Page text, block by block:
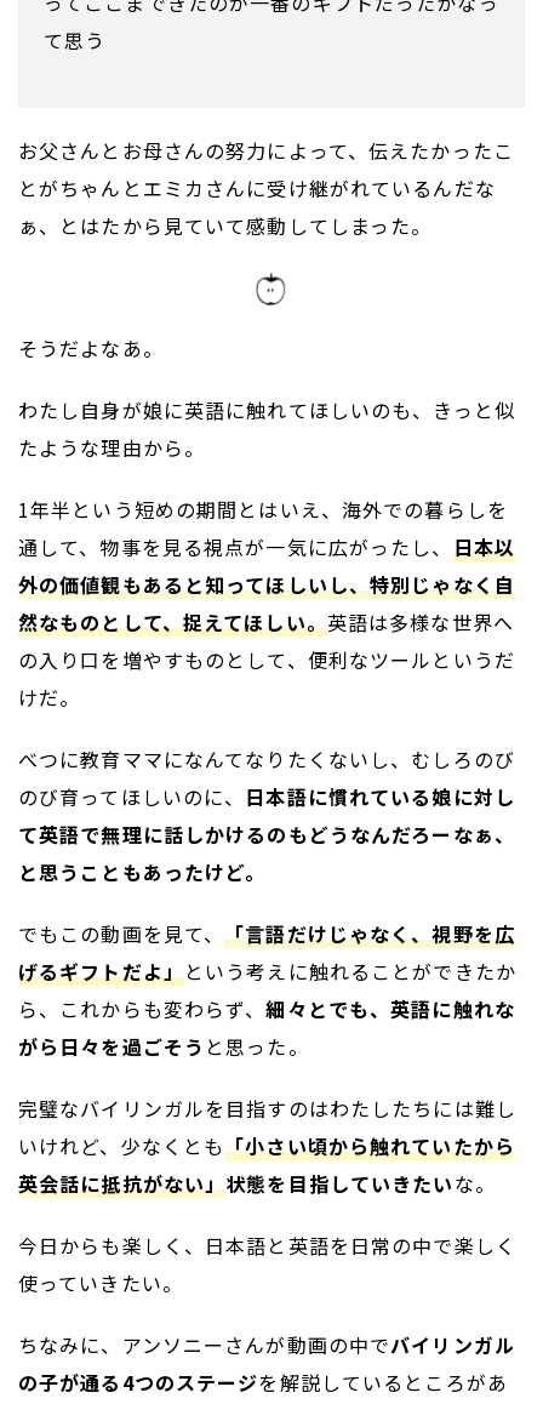
て思う
お父さんとお母さんの努力によって、伝えたかったこ
とがちゃんとエミカさんに受け継がれているんだな
ぁ、とはたから見ていて感動してしまった。
そうだよなあ。
わたし自身が娘に英語に触れてほしいのも、きっと似
たような理由から。
1年半という短めの期間とはいえ、海外での暮らしを
通して、物事を見る視点が一気に広がったし、 日本以
外の価値観もあると知ってほしいし、特別じゃなく自
然なものとして、捉えてほしい。英語は多様な世界へ
の入り口を増やすものとして、便利なツールというだ
けだ。
べつに教育ママになんてなりたくないし、むしろのび
のび育ってほしいのに、 日本語に慣れている娘に対し
て英語で無理に話しかけるのもどうなんだろーなぁ、
と思うこともあったけど。
でもこの動画を見て、「言語だけじゃなく、視野を広
げるギフトだよ」という考えに触れることができたか
ら、これからも変わらず、細々とでも、英語に触れな
がら日々を過ごそう と思った。
完璧なバイリンガルを目指すのはわたしたちには難し
いけれど、少なくとも「小さい頃から触れていたから
英会話に抵抗がない」状態を目指していきたいな。
今日からも楽しく、日本語と英語を日常の中で楽しく
使っていきたい。
ちなみに、アンソニーさんが動画の中でバイリンガル
の子が通る4つのステージを解説しているところがあ